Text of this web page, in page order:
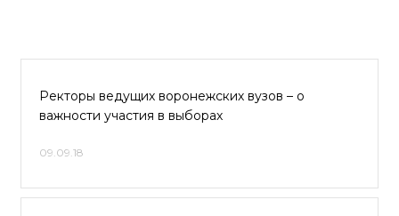
Ректоры ведущих воронежских вузов – о
важности участия в выборах
09.09.18